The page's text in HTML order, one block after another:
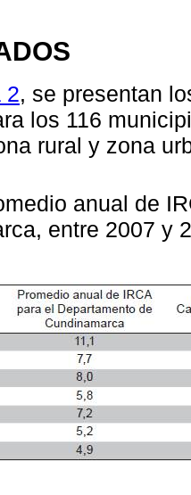
2, se presentan
los 116
rural y zona
anual de
entre 2007 y